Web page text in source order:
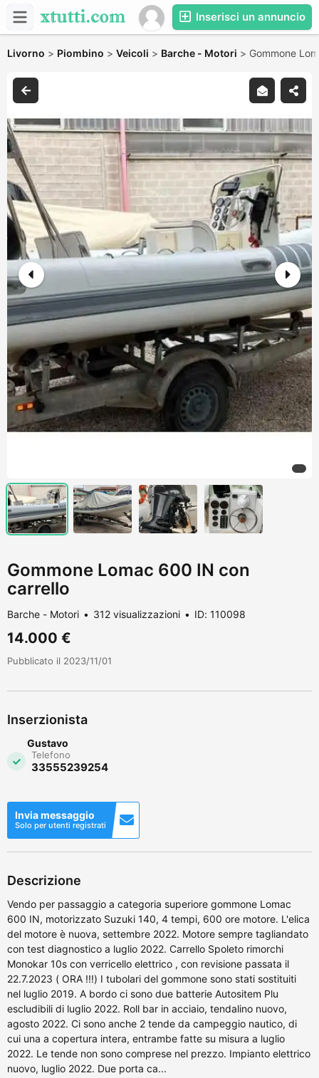
Inserisci un annuncio
Livorno > Piombino > Veicoli > Barche - Motori > Gommone
Gommone Lomac 600 IN con
carrello
Barche - Motori 312 visualizzazioni ID: 110098
14.000 €
Pubblicato il 2023/11/01
Inserzionista
Gustavo
Telefono
33555239254
Invia messaggio
Solo per utenti registrati
Descrizione
Vendo per passaggio a categoria superiore gommone Lomac
600 IN, motorizzato Suzuki 140, 4 tempi, 600 ore motore. L'elica
del motore è nuova, settembre 2022. Motore sempre tagliandato
con test diagnostico a luglio 2022. Carrello Spoleto rimorchi
Monokar 10s con verricello elettrico , con revisione passata il
22.7.2023 ( ORA !!!) I tubolari del gommone sono stati sostituiti
nel luglio 2019. A bordo ci sono due batterie Autositem Plu
escludibili di luglio 2022. Roll bar in acciaio, tendalino nuovo,
agosto 2022. Ci sono anche 2 tende da campeggio nautico, di
cui una a copertura intera, entrambe fatte su misura a luglio
2022. Le tende non sono comprese nel prezzo. Impianto elettrico
nuovo, luglio 2022. Due porta ca...